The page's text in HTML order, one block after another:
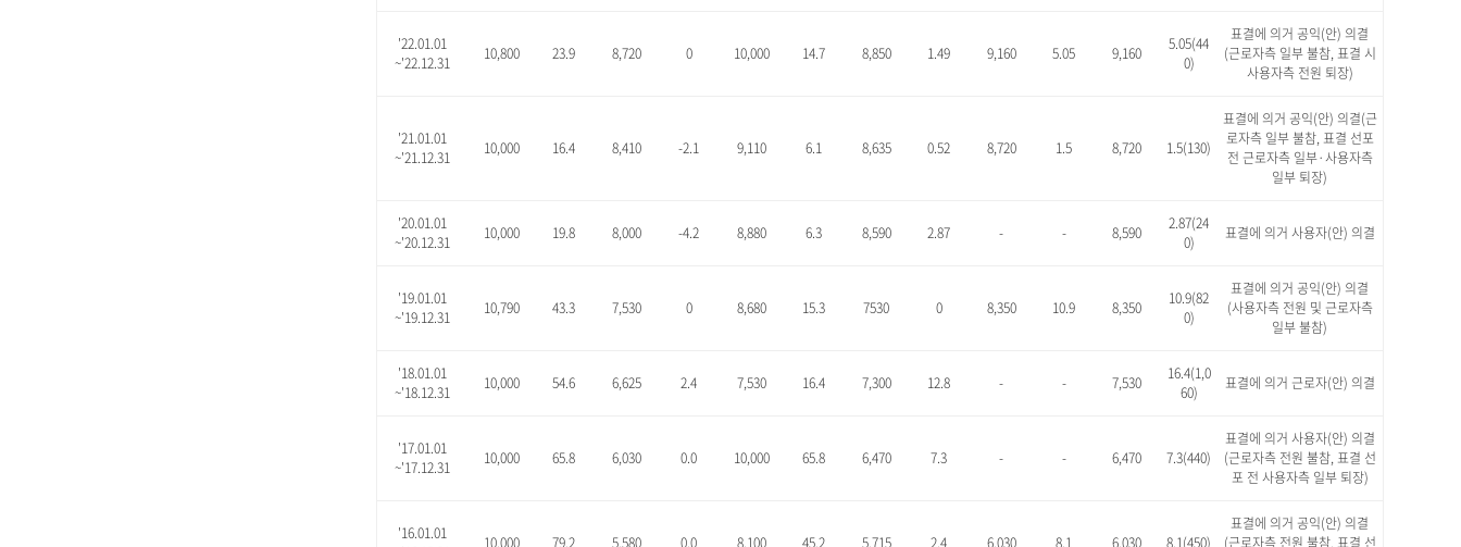
'22.01.01
~'22.12.31
10,800 23.9 8,720 0 10,000 14.7 8,850 1.49 9,160 5.05 9,160
5.05(44
0)
표결에 의거 공익(안) 의결
(근로자측 일부 불참, 표결 시
사용자측 전원 퇴장)
'21.01.01
~'21.12.31
10,000 16.4 8,410 -2.1 9,110 6.1 8,635 0.52 8,720 1.5 8,720 1.5(130)
표결에 의거 공익(안) 의결(근
로자측 일부 불참, 표결 선포
전 근로자측 일부·사용자측
일부 퇴장)
'20.01.01
~'20.12.31
10,000 19.8 8,000 -4.2 8,880 6.3 8,590 2.87 - - 8,590
2.87(24
0)
표결에 의거 사용자(안) 의결
'19.01.01
~'19.12.31
10,790 43.3 7,530 0 8,680 15.3 7530 0 8,350 10.9 8,350
10.9(82
0)
표결에 의거 공익(안) 의결
(사용자측 전원 및 근로자측
일부 불참)
'18.01.01
~'18.12.31
10,000 54.6 6,625 2.4 7,530 16.4 7,300 12.8 - - 7,530
16.4(1,0
60)
표결에 의거 근로자(안) 의결
'17.01.01
~'17.12.31
10,000 65.8 6,030 0.0 10,000 65.8 6,470 7.3 - - 6,470 7.3(440)
표결에 의거 사용자(안) 의결
(근로자측 전원 불참, 표결 선
포 전 사용자측 일부 퇴장)
'16.01.01
10,000 79.2 5,580 0.0 8,100 45.2 5,715 2.4 6,030 8.1 6,030 8.1(450)
표결에 의거 공익(안) 의결
(근로자측 전원 불참, 표결 선